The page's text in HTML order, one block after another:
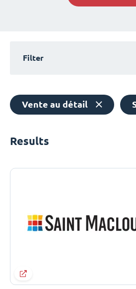
Filter
Vente au détail
Results